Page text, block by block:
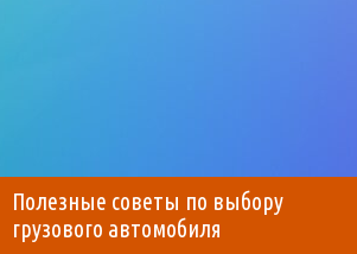
Полезные советы по выбору
грузового автомобиля